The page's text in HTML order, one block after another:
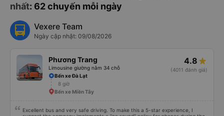
nhất: 62 chuyến mỗi ngày
Vexere Team
Ngày cập nhật: 09/08/2026
Phương Trang
Limousine giường nằm 34 chỗ
4.8
(4011 đánh giá)
Bến xe Đà Lạt
8 giờ
Bến xe Miền Tây
Excellent bus and very safe driving. To make this a 5-star experience, I